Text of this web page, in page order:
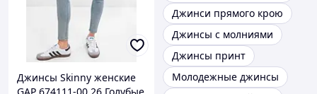
Джинсы Skinny женские
Джинси прямого крою
Джинсы с молниями
Джинсы принт
Молодежные джинсы